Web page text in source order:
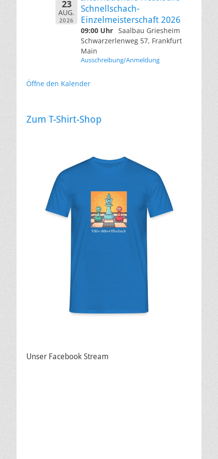
23
AUG.
2026
Schnellschach-
Einzelmeisterschaft 2026
09:00 Uhr Saalbau Griesheim
Schwarzerlenweg 57, Frankfurt
Main
Ausschreibung/Anmeldung
Öffne den Kalender
Zum T-Shirt-Shop
Unser Facebook Stream